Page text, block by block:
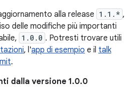
alla release 1.1.* ,
delle modifiche più importanti
1.0.0 . Potresti trovare utili
, l'app di esempio e il talk
.
dalla versione 1.0.0